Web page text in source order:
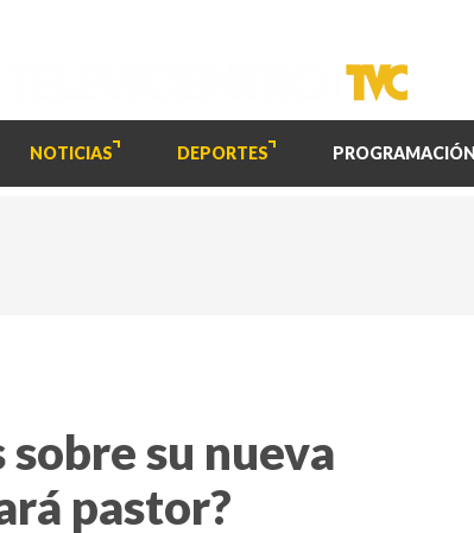
NOTICIAS DEPORTES PROGRAMACIÓN
su nueva
pastor?